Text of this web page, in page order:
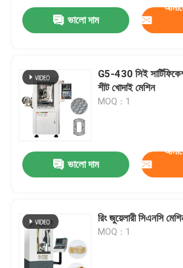
পণ্য
ভালো দাম
G5-430 সিই
শীট খোদাই মেশিন
MOQ：1
ভালো দাম
রিং জুয়েলারী সিএনসি
MOQ：1